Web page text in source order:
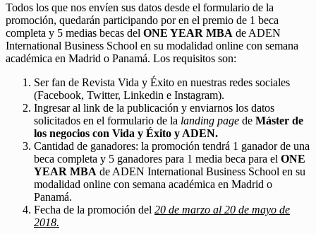
Todos los que nos envíen sus datos desde el formulario de la
promoción, quedarán participando por en el premio de 1 beca
completa y 5 medias becas del ONE YEAR MBA de ADEN
International Business School en su modalidad online con semana
académica en Madrid o Panamá. Los requisitos son:
Ser fan de Revista Vida y Éxito en nuestras redes sociales
(Facebook, Twitter, Linkedin e Instagram).
Ingresar al link de la publicación y enviarnos los datos
solicitados en el formulario de la landing page de Máster de
los negocios con Vida y Éxito y ADEN.
Cantidad de ganadores: la promoción tendrá 1 ganador de una
beca completa y 5 ganadores para 1 media beca para el ONE
YEAR MBA de ADEN International Business School en su
modalidad online con semana académica en Madrid o
Panamá.
Fecha de la promoción del 20 de marzo al 20 de mayo de
2018.